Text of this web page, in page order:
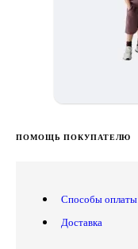
ПОМОЩЬ ПОКУПАТЕЛЮ
Способы оплаты
Доставка